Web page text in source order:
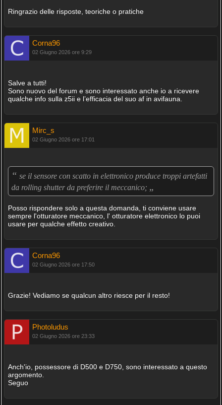
Ringrazio delle risposte, teoriche o pratiche
Corna96
02 Giugno 2026 ore 9:29
Salve a tutti!
Sono nuovo del forum e sono interessato anche io a ricevere
qualche info sulla z5ii e l’efficacia del suo af in avifauna.
Mirc_s
02 Giugno 2026 ore 17:01
“ se il sensore con scatto in elettronico produce troppi artefatti
da rolling shutter da preferire il meccanico; „
Posso rispondere solo a questa domanda, ti conviene usare
sempre l'otturatore meccanico, l' otturatore elettronico lo puoi
usare per qualche effetto creativo.
Corna96
02 Giugno 2026 ore 17:50
Grazie! Vediamo se qualcun altro riesce per il resto!
Photoludus
02 Giugno 2026 ore 23:33
Anch'io, possessore di D500 e D750, sono interessato a questo
argomento.
Seguo